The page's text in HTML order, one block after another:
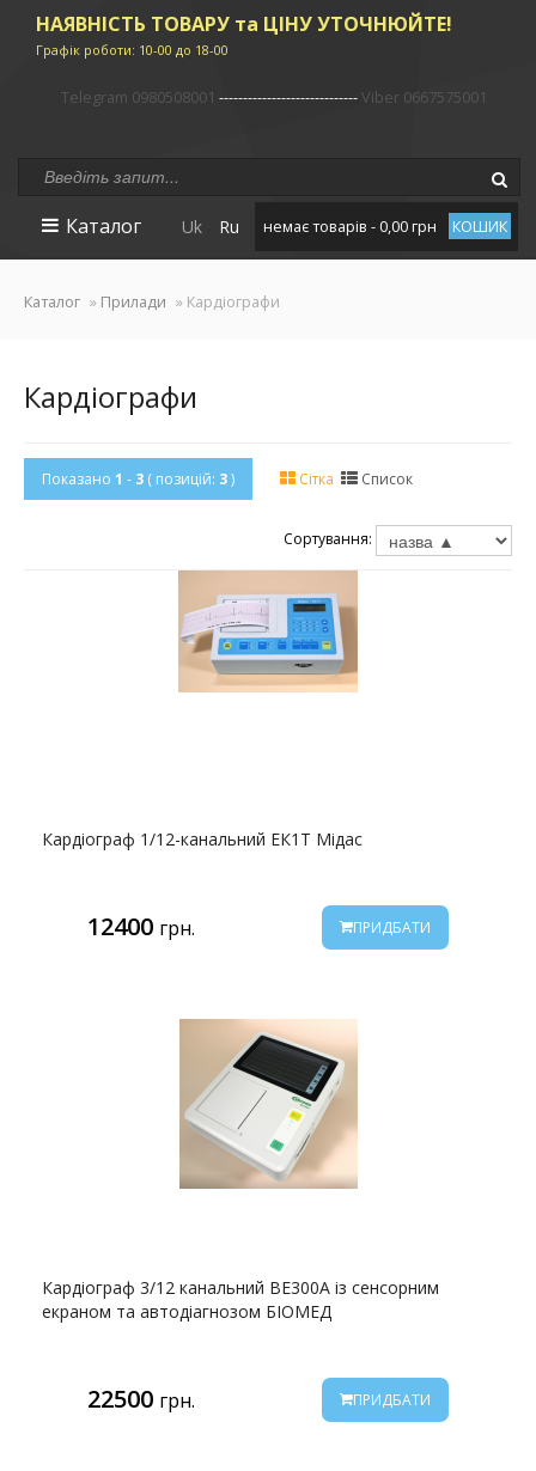
НАЯВНІСТЬ ТОВАРУ та ЦІНУ УТОЧНЮЙТЕ!
Графік роботи: 10-00 до 18-00
Telegram 0980508001 -----------------------------Viber 0667575001
Uk Ru немає товарів - 0,00 грн КОШИК
Каталог
Каталог » Прилади » Кардіографи
Кардіографи
Показано 1 - 3 ( позицій: 3) Сітка Список
Сортування:
Кардіограф 1/12-канальний ЕК1Т Мідас
12400 грн. ПРИДБАТИ
Кардіограф 3/12 канальний BE300A із сенсорним
екраном та автодіагнозом БІОМЕД
22500 грн. ПРИДБАТИ